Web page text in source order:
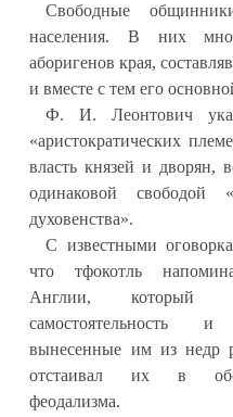
Свободные
населения. В них
аборигенов края,
и вместе с тем его
Ф. И. Леонтович
«аристократических
власть князей и дворян,
одинаковой свободой
духовенства».
С известными
что тфокотль
Англии, который
самостоятельность
вынесенные им из недр
отстаивал их в
феодализма.